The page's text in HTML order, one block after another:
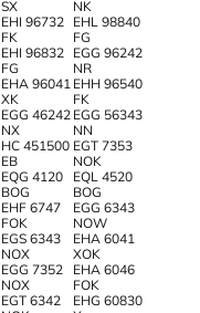
SX
NK
EHI 96732
FK
EHL 98840
FG
EHI 96832
FG
EGG 96242
NR
EHA 96041
XK
EHH 96540
FK
EGG 46242
NX
EGG 56343
NN
HC 451500
EB
EGT 7353
NOK
EQG 4120
BOG
EQL 4520
BOG
EHF 6747
FOK
EGG 6343
NOW
EGS 6343
NOX
EHA 6041
XOK
EGG 7352
NOX
EHA 6046
FOK
EGT 6342
EHG 60830